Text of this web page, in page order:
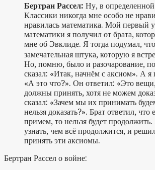
Бертран Рассел: Ну, в
Классики никогда мне особо не
нравилась математика. Мой первый
математики я получил от брата,
мне об Эвклиде. Я тогда подумал,
замечательная штука, которую я
Но, помню, было и разочарование,
сказал: «Итак, начнём с аксиом». А я
«А это что?». Он ответил: «Это
должны принять, хотя не можем
сказал: «Зачем мы их принимать
нельзя доказать?». Брат ответил,
примем, то нельзя будет продолжить.
узнать, чем всё продолжится, и
принять эти аксиомы.
Бертран Рассел о войне: